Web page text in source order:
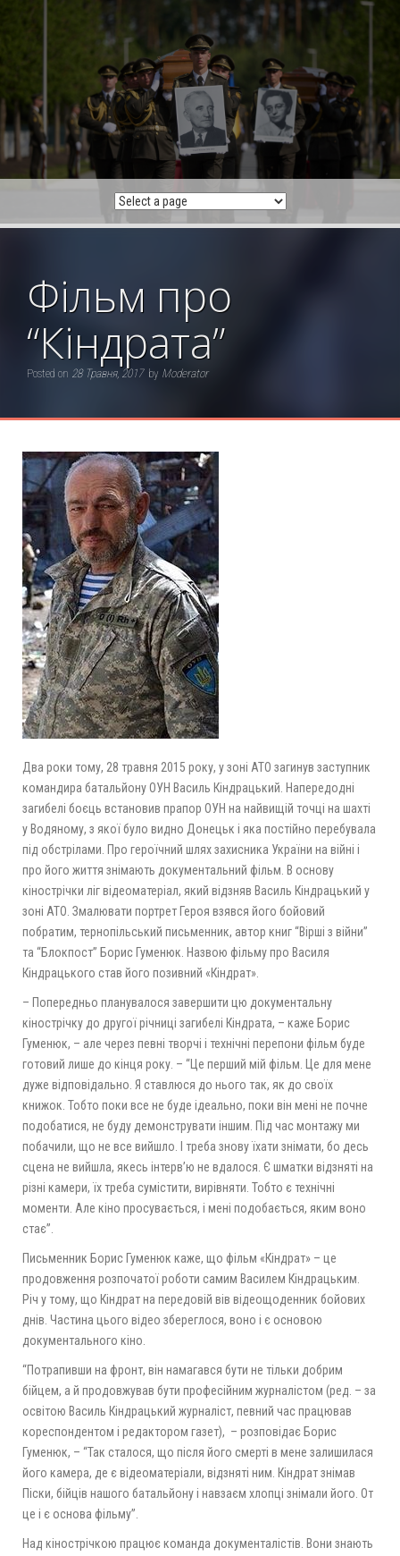
Фільм про
“Кіндрата”
Posted on 28 Травня, 2017 by Moderator
Два роки тому, 28 травня 2015 року, у зоні АТО загинув заступник
командира батальйону ОУН Василь Кіндрацький. Напередодні
загибелі боєць встановив прапор ОУН на найвищій точці на шахті
у Водяному, з якої було видно Донецьк і яка постійно перебувала
під обстрілами. Про героїчний шлях захисника України на війні і
про його життя знімають документальний фільм. В основу
кінострічки ліг відеоматеріал, який відзняв Василь Кіндрацький у
зоні АТО. Змалювати портрет Героя взявся його бойовий
побратим, тернопільський письменник, автор книг “Вірші з війни”
та “Блокпост” Борис Гуменюк. Назвою фільму про Василя
Кіндрацького став його позивний «Кіндрат».
– Попередньо планувалося завершити цю документальну
кінострічку до другої річниці загибелі Кіндрата, – каже Борис
Гуменюк, – але через певні творчі і технічні перепони фільм буде
готовий лише до кінця року. – “Це перший мій фільм. Це для мене
дуже відповідально. Я ставлюся до нього так, як до своїх
книжок. Тобто поки все не буде ідеально, поки він мені не почне
подобатися, не буду демонструвати іншим. Під час монтажу ми
побачили, що не все вийшло. І треба знову їхати знімати, бо десь
сцена не вийшла, якесь інтерв’ю не вдалося. Є шматки відзняті на
різні камери, їх треба сумістити, вирівняти. Тобто є технічні
моменти. Але кіно просувається, і мені подобається, яким воно
стає”.
Письменник Борис Гуменюк каже, що фільм «Кіндрат» – це
продовження розпочатої роботи самим Василем Кіндрацьким.
Річ у тому, що Кіндрат на передовій вів відеощоденник бойових
днів. Частина цього відео збереглося, воно і є основою
документального кіно.
“Потрапивши на фронт, він намагався бути не тільки добрим
бійцем, а й продовжував бути професійним журналістом (ред. – за
освітою Василь Кіндрацький журналіст, певний час працював
кореспондентом і редактором газет), – розповідає Борис
Гуменюк, – “Так сталося, що після його смерті в мене залишилася
його камера, де є відеоматеріали, відзняті ним. Кіндрат знімав
Піски, бійців нашого батальйону і навзаєм хлопці знімали його. От
це і є основа фільму”.
Над кінострічкою працює команда документалістів. Вони знають